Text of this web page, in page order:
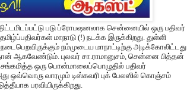
படு ப்ரோபஷனலாக சென்னையில் ஒரு பதிவர்
தமிழ்ப்பதிவர்கள் மாநாடு (!) நடக்க இருக்கிறது. துள்ளி
நம்முடைய மாநாட்டிற்கு அடிக்கோலிட்டது
ஆகவேண்டும். புலவர் சா.ராமானுசம், சென்னை பித்தன்
ஒரு பொன்மாலைப்பொழுதில் பதிவர்
அது ஒவ்வொரு வாரமும் டிஸ்கவரி புக் பேலஸில் கொஞ்சம்
பரவியிருக்கிறது.